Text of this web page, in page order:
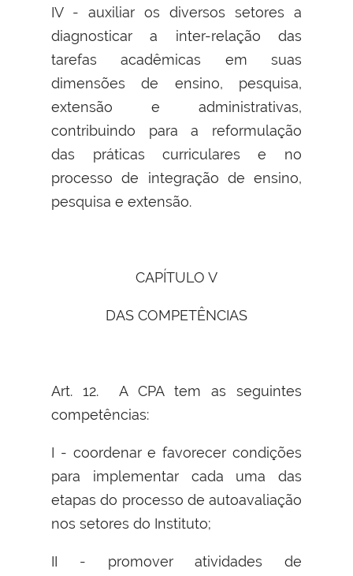
IV - auxiliar os diversos setores a
diagnosticar a inter-relação das
tarefas acadêmicas em suas
dimensões de ensino, pesquisa,
extensão e administrativas,
contribuindo para a reformulação
das práticas curriculares e no
processo de integração de ensino,
pesquisa e extensão.
CAPÍTULO V
DAS COMPETÊNCIAS
Art. 12. A CPA tem as seguintes
competências:
I - coordenar e favorecer condições
para implementar cada uma das
etapas do processo de autoavaliação
nos setores do Instituto;
II - promover atividades de